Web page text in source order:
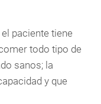
el paciente tiene
todo tipo de
sanos; la
y que